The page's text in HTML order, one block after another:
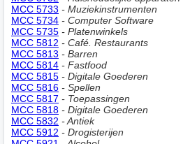
MCC 5733 - Muziekinstrumenten
MCC 5734 - Computer Software
MCC 5735 - Platenwinkels
MCC 5812 - Café. Restaurants
MCC 5813 - Barren
MCC 5814 - Fastfood
MCC 5815 - Digitale Goederen
MCC 5816 - Spellen
MCC 5817 - Toepassingen
MCC 5818 - Digitale Goederen
MCC 5832 - Antiek
MCC 5912 - Drogisterijen